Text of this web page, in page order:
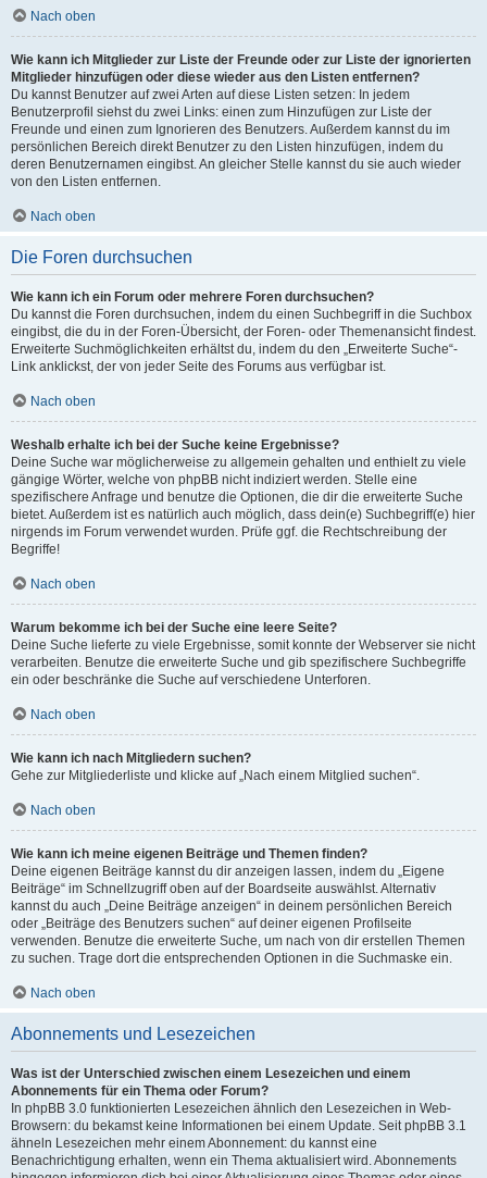
Nach oben
Wie kann ich Mitglieder zur Liste der Freunde oder zur Liste der ignorierten
Mitglieder hinzufügen oder diese wieder aus den Listen entfernen?
Du kannst Benutzer auf zwei Arten auf diese Listen setzen: In jedem
Benutzerprofil siehst du zwei Links: einen zum Hinzufügen zur Liste der
Freunde und einen zum Ignorieren des Benutzers. Außerdem kannst du im
persönlichen Bereich direkt Benutzer zu den Listen hinzufügen, indem du
deren Benutzernamen eingibst. An gleicher Stelle kannst du sie auch wieder
von den Listen entfernen.
Nach oben
Die Foren durchsuchen
Wie kann ich ein Forum oder mehrere Foren durchsuchen?
Du kannst die Foren durchsuchen, indem du einen Suchbegriff in die Suchbox
eingibst, die du in der Foren-Übersicht, der Foren- oder Themenansicht findest.
Erweiterte Suchmöglichkeiten erhältst du, indem du den „Erweiterte Suche“-
Link anklickst, der von jeder Seite des Forums aus verfügbar ist.
Nach oben
Weshalb erhalte ich bei der Suche keine Ergebnisse?
Deine Suche war möglicherweise zu allgemein gehalten und enthielt zu viele
gängige Wörter, welche von phpBB nicht indiziert werden. Stelle eine
spezifischere Anfrage und benutze die Optionen, die dir die erweiterte Suche
bietet. Außerdem ist es natürlich auch möglich, dass dein(e) Suchbegriff(e) hier
nirgends im Forum verwendet wurden. Prüfe ggf. die Rechtschreibung der
Begriffe!
Nach oben
Warum bekomme ich bei der Suche eine leere Seite?
Deine Suche lieferte zu viele Ergebnisse, somit konnte der Webserver sie nicht
verarbeiten. Benutze die erweiterte Suche und gib spezifischere Suchbegriffe
ein oder beschränke die Suche auf verschiedene Unterforen.
Nach oben
Wie kann ich nach Mitgliedern suchen?
Gehe zur Mitgliederliste und klicke auf „Nach einem Mitglied suchen“.
Nach oben
Wie kann ich meine eigenen Beiträge und Themen finden?
Deine eigenen Beiträge kannst du dir anzeigen lassen, indem du „Eigene
Beiträge“ im Schnellzugriff oben auf der Boardseite auswählst. Alternativ
kannst du auch „Deine Beiträge anzeigen“ in deinem persönlichen Bereich
oder „Beiträge des Benutzers suchen“ auf deiner eigenen Profilseite
verwenden. Benutze die erweiterte Suche, um nach von dir erstellen Themen
zu suchen. Trage dort die entsprechenden Optionen in die Suchmaske ein.
Nach oben
Abonnements und Lesezeichen
Was ist der Unterschied zwischen einem Lesezeichen und einem
Abonnements für ein Thema oder Forum?
In phpBB 3.0 funktionierten Lesezeichen ähnlich den Lesezeichen in Web-
Browsern: du bekamst keine Informationen bei einem Update. Seit phpBB 3.1
ähneln Lesezeichen mehr einem Abonnement: du kannst eine
Benachrichtigung erhalten, wenn ein Thema aktualisiert wird. Abonnements